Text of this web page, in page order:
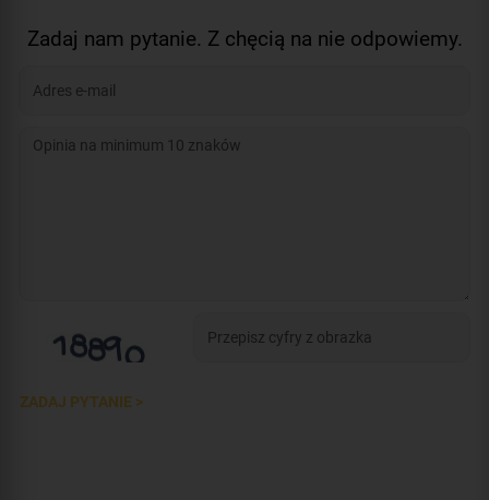
Zadaj nam pytanie. Z chęcią na nie odpowiemy.
ZADAJ PYTANIE >